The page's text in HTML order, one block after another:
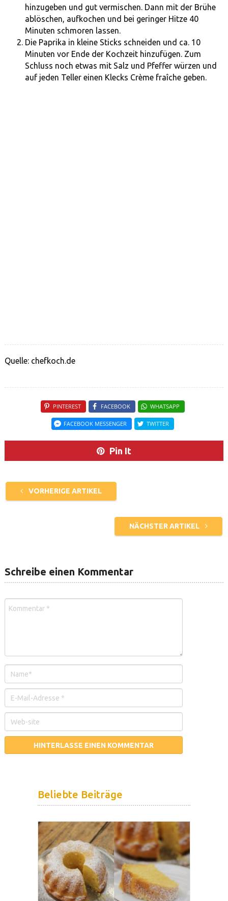
hinzugeben und gut vermischen. Dann mit der Brühe
ablöschen, aufkochen und bei geringer Hitze 40
Minuten schmoren lassen.
Die Paprika in kleine Sticks schneiden und ca. 10
Minuten vor Ende der Kochzeit hinzufügen. Zum
Schluss noch etwas mit Salz und Pfeffer würzen und
auf jeden Teller einen Klecks Crème fraîche geben.
Quelle: chefkoch.de
PINTEREST FACEBOOK WHATSAPP
FACEBOOK MESSENGER TWITTER
Pin It
VORHERIGE ARTIKEL
NÄCHSTER ARTIKEL
Schreibe einen Kommentar
Beliebte Beiträge